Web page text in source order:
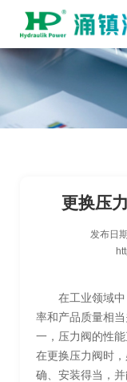
更换压
发布日
在工业领域
率和产品质量相
一，压力阀的性
在更换压力阀时
确、安装得当，